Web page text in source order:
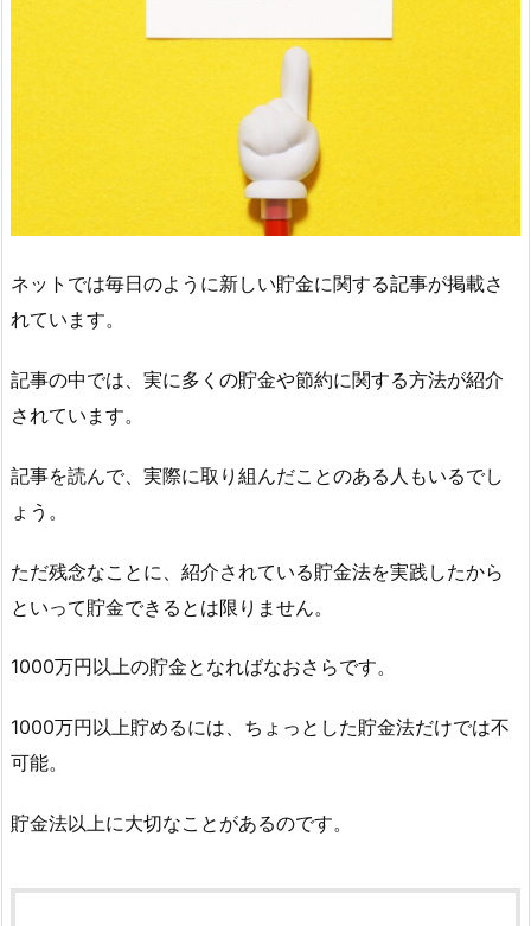
ネットでは毎日のように新しい貯金に関する記事が掲載さ
れています。
記事の中では、実に多くの貯金や節約に関する方法が紹介
されています。
記事を読んで、実際に取り組んだことのある人もいるでし
ょう。
ただ残念なことに、紹介されている貯金法を実践したから
といって貯金できるとは限りません。
1000万円以上の貯金となればなおさらです。
1000万円以上貯めるには、ちょっとした貯金法だけでは不
可能。
貯金法以上に大切なことがあるのです。